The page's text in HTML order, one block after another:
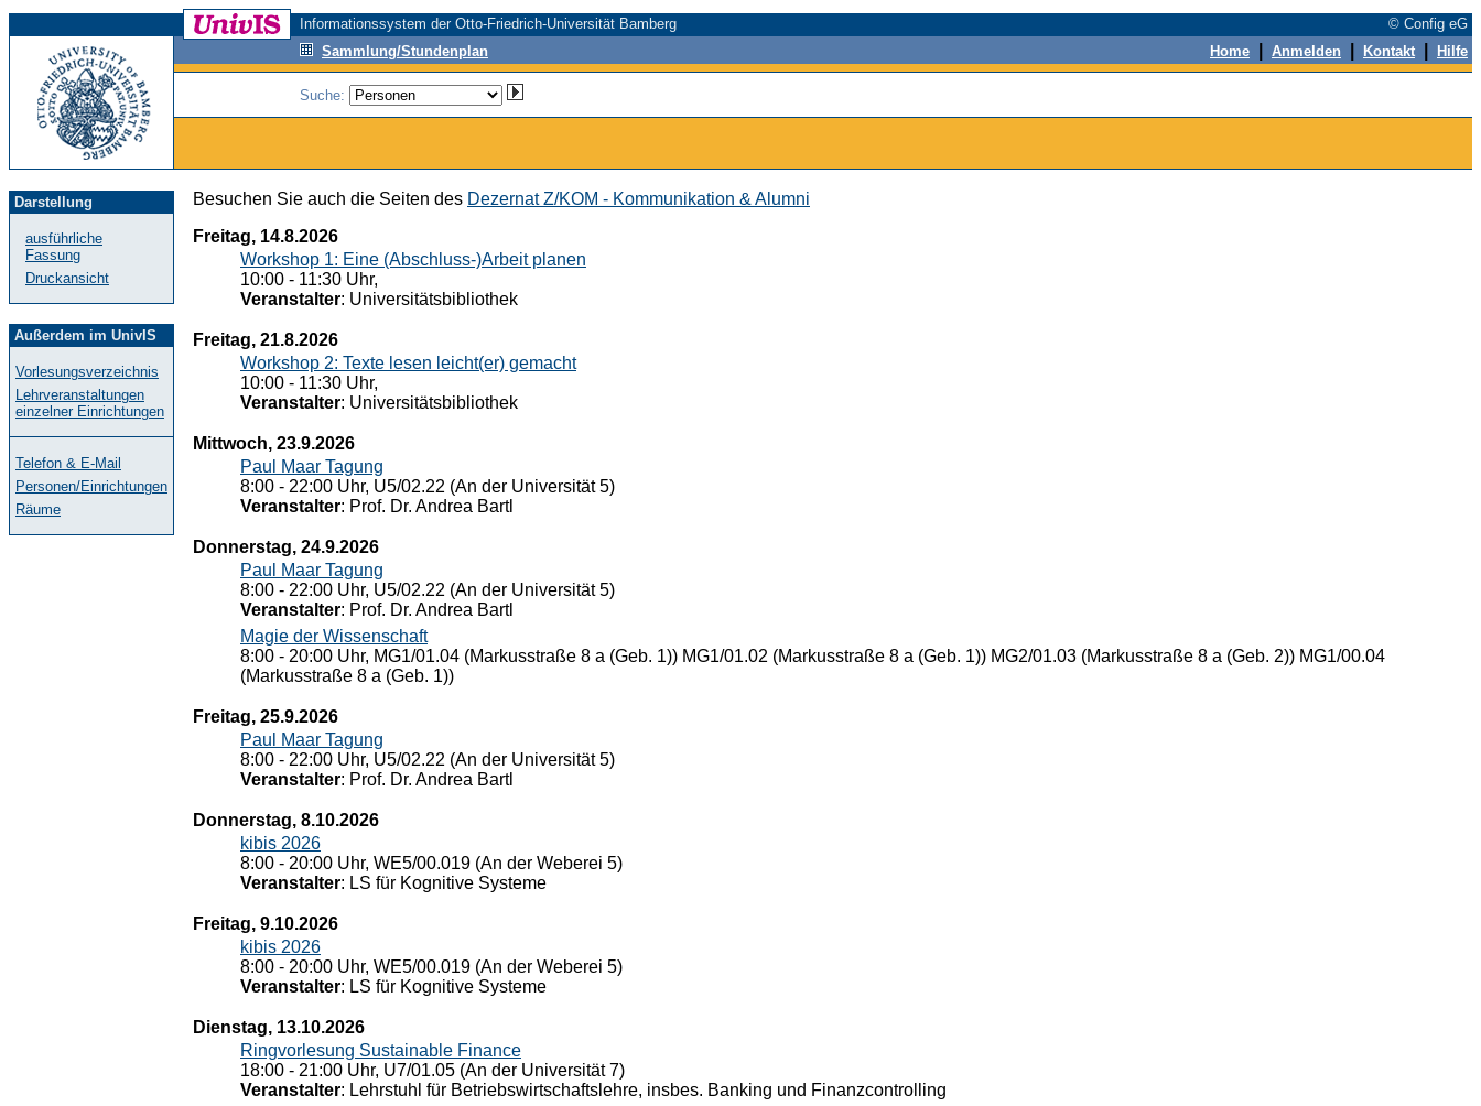
Informationssystem der Otto-Friedrich-Universität Bamberg
© Config eG
Sammlung/Stundenplan
Home Anmelden Kontakt Hilfe
Suche:
Darstellung
ausführliche
Fassung
Druckansicht
Außerdem im UnivIS
Vorlesungsverzeichnis
Lehrveranstaltungen
einzelner Einrichtungen
Telefon & E-Mail
Personen/Einrichtungen
Räume
Besuchen Sie auch die Seiten des Dezernat Z/KOM - Kommunikation & Alumni
Freitag, 14.8.2026
Workshop 1: Eine (Abschluss-)Arbeit planen
10:00 - 11:30 Uhr,
Veranstalter: Universitätsbibliothek
Freitag, 21.8.2026
Workshop 2: Texte lesen leicht(er) gemacht
10:00 - 11:30 Uhr,
Veranstalter: Universitätsbibliothek
Mittwoch, 23.9.2026
Paul Maar Tagung
8:00 - 22:00 Uhr, U5/02.22 (An der Universität 5)
Veranstalter: Prof. Dr. Andrea Bartl
Donnerstag, 24.9.2026
Paul Maar Tagung
8:00 - 22:00 Uhr, U5/02.22 (An der Universität 5)
Veranstalter: Prof. Dr. Andrea Bartl
Magie der Wissenschaft
8:00 - 20:00 Uhr, MG1/01.04 (Markusstraße 8 a (Geb. 1)) MG1/01.02 (Markusstraße 8 a (Geb. 1)) MG2/01.03 (Markusstraße 8 a (Geb. 2)) MG1/00.04
(Markusstraße 8 a (Geb. 1))
Freitag, 25.9.2026
Paul Maar Tagung
8:00 - 22:00 Uhr, U5/02.22 (An der Universität 5)
Veranstalter: Prof. Dr. Andrea Bartl
Donnerstag, 8.10.2026
kibis 2026
8:00 - 20:00 Uhr, WE5/00.019 (An der Weberei 5)
Veranstalter: LS für Kognitive Systeme
Freitag, 9.10.2026
kibis 2026
8:00 - 20:00 Uhr, WE5/00.019 (An der Weberei 5)
Veranstalter: LS für Kognitive Systeme
Dienstag, 13.10.2026
Ringvorlesung Sustainable Finance
18:00 - 21:00 Uhr, U7/01.05 (An der Universität 7)
Veranstalter: Lehrstuhl für Betriebswirtschaftslehre, insbes. Banking und Finanzcontrolling